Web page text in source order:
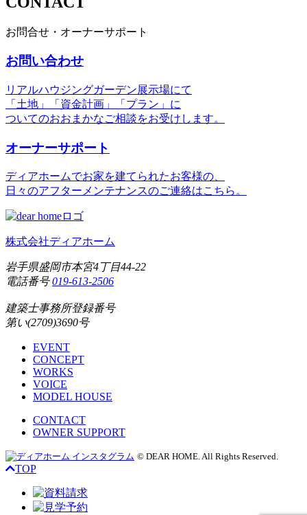
お問合せ・オーナーサポート
お問い合わせ
リアルハウジングガーデン展示場にて
「土地」「資金計画」「プラン」に
ついてのおおまかなご相談をお受けします。
オーナーサポート
ディアホームでお家を建てられたお客様の、
日々のアフターメンテナンスのご連絡はこちら。
株式会社ディアホーム
岩手県盛岡市本宮4丁目44-22
電話番号019-613-2506
建築士事務所登録番号
第い(2709)3690号
EVENT
CONCEPT
WORKS
VOICE
MODEL HOUSE
CONTACT
OWNER SUPPORT
© DEAR HOME. All Rights Reserved.
TOP